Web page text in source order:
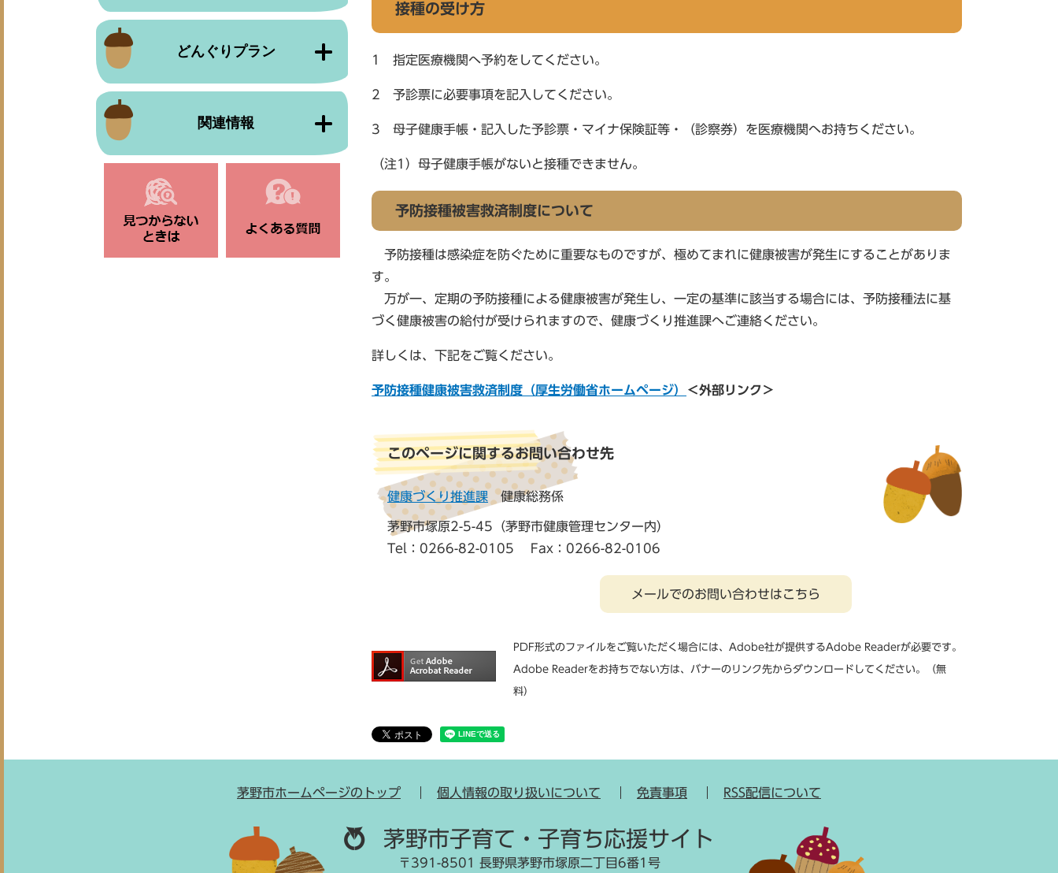
接種の受け方
1 指定医療機関へ予約をしてください。
2 予診票に必要事項を記入してください。
3 母子健康手帳・記入した予診票・マイナ保険証等・（診察券）を医療機関へお持ちください。
（注1）母子健康手帳がないと接種できません。
予防接種被害救済制度について
予防接種は感染症を防ぐために重要なものですが、極めてまれに健康被害が発生にすることがありま
す。
万が一、定期の予防接種による健康被害が発生し、一定の基準に該当する場合には、予防接種法に基
づく健康被害の給付が受けられますので、健康づくり推進課へご連絡ください。
詳しくは、下記をご覧ください。
予防接種健康被害救済制度（厚生労働省ホームページ） ＜外部リンク＞
このページに関するお問い合わせ先
健康づくり推進課 健康総務係
茅野市塚原2-5-45（茅野市健康管理センター内）
Tel：0266-82-0105
Fax：0266-82-0106
メールでのお問い合わせはこちら
PDF形式のファイルをご覧いただく場合には、Adobe社が提供するAdobe Readerが必要です。
Adobe Readerをお持ちでない方は、バナーのリンク先からダウンロードしてください。（無
料）
どんぐりプラン
関連情報
茅野市ホームページのトップ 個人情報の取り扱いについて 免責事項 RSS配信について
茅野市子育て・子育ち応援サイト
〒391-8501 長野県茅野市塚原二丁目6番1号